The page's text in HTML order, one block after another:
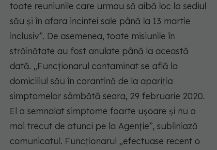
toate reuniunile care urmau să aibă loc la sediul
său şi în afara incintei sale până la 13 martie
inclusiv”. De asemenea, toate misiunile în
străinătate au fost anulate până la această
dată. „Funcţionarul contaminat se află la
domiciliul său în carantină de la apariţia
simptomelor sâmbătă seara, 29 februarie 2020.
El a semnalat simptome foarte uşoare şi nu a
mai trecut de atunci pe la Agenţie”, subliniază
comunicatul. Funcţionarul „efectuase recent o